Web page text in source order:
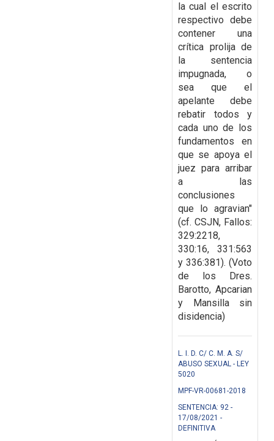
la cual el escrito
respectivo debe
contener una
crítica prolija de
la sentencia
impugnada, o
sea que el
apelante debe
rebatir todos y
cada uno de los
fundamentos en
que se apoya el
juez para arribar
a las
conclusiones
que lo agravian"
(cf. CSJN, Fallos:
329:2218,
330:16, 331:563
y 336:381). (Voto
de los Dres.
Barotto, Apcarian
y Mansilla sin
disidencia)
L. I. D. C/ C. M. A. S/
ABUSO SEXUAL - LEY
5020
MPF-VR-00681-2018
SENTENCIA: 92 -
17/08/2021 -
DEFINITIVA